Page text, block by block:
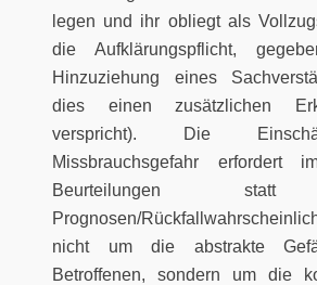
legen und ihr obliegt als
die Aufklärungspflicht,
Hinzuziehung eines
dies einen zusätzlichen
verspricht). Die
Missbrauchsgefahr erfordert
Beurteilungen statt
Prognosen/
nicht um die abstrakte
Betroffenen, sondern um die